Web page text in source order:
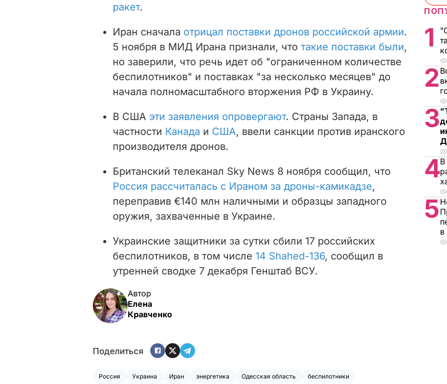
ракет.
Иран сначала отрицал поставки дронов российской армии.
5 ноября в МИД Ирана признали, что такие поставки были,
но заверили, что речь идет об "ограниченном количестве
беспилотников" и поставках "за несколько месяцев" до
начала полномасштабного вторжения РФ в Украину.
В США эти заявления опровергают. Страны Запада, в
частности Канада и США, ввели санкции против иранского
производителя дронов.
Британский телеканал Sky News 8 ноября сообщил, что
Россия рассчиталась с Ираном за дроны-камикадзе,
переправив €140 млн наличными и образцы западного
оружия, захваченные в Украине.
Украинские защитники за сутки сбили 17 российских
беспилотников, в том числе 14 Shahed-136, сообщил в
утренней сводке 7 декабря Генштаб ВСУ.
Автор
Елена
Кравченко
Поделиться
Россия Украина Иран энергетика Одесская область беспилотники
1
2
3
4В
5
в